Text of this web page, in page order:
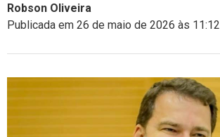
Robson Oliveira
Publicada em 26 de maio de 2026 às 11:12